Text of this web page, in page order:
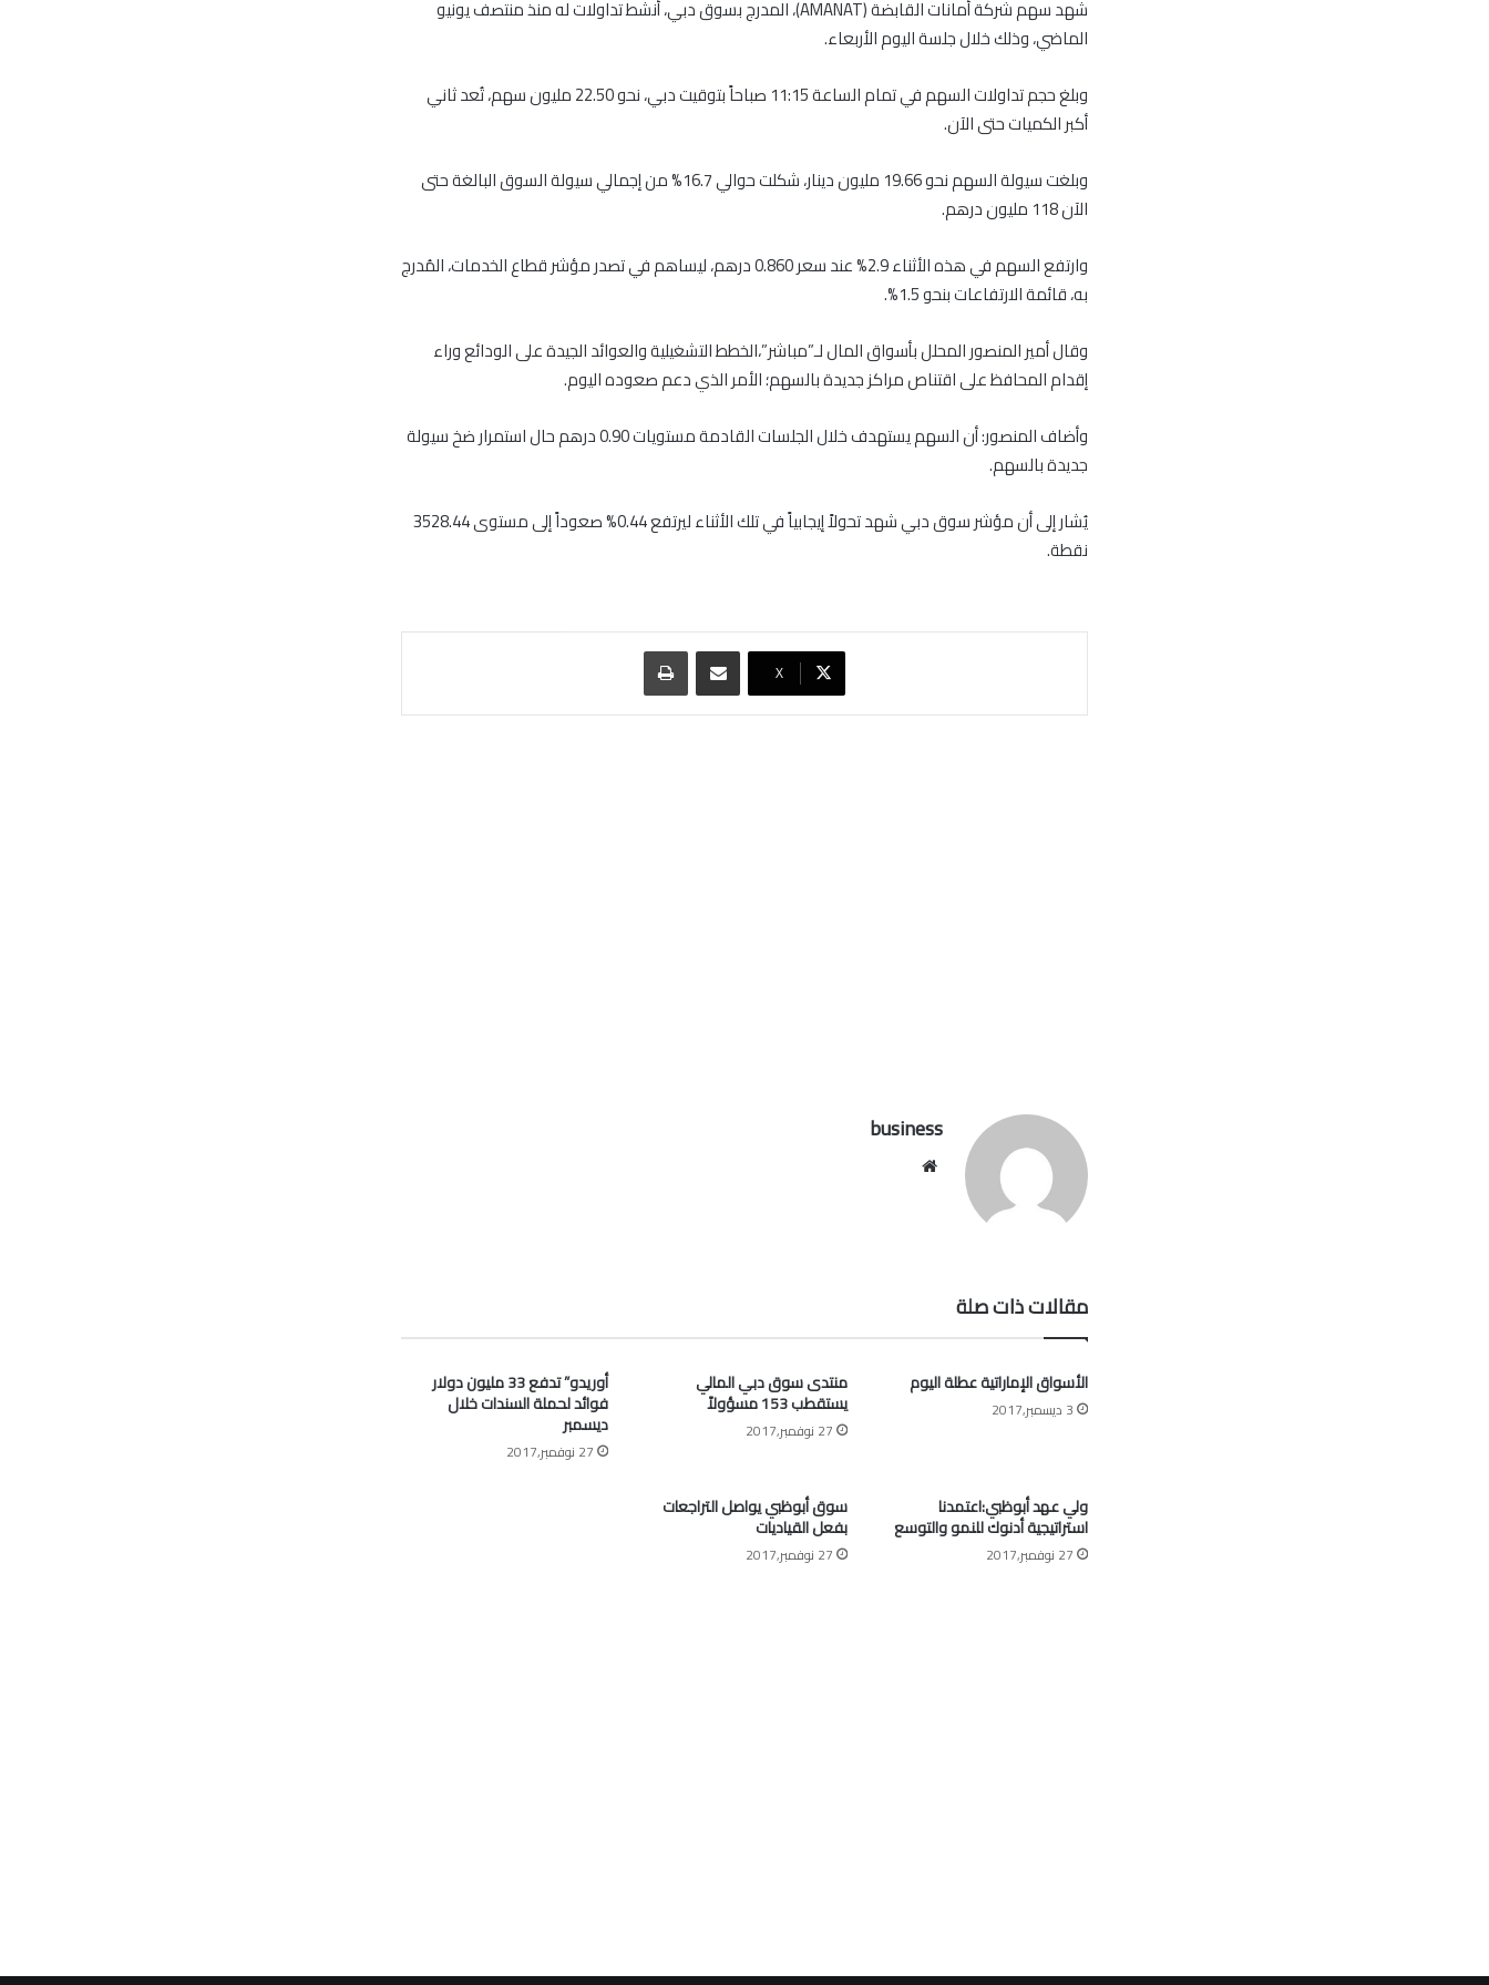
شهد سهم شركة أمانات القابضة (AMANAT)، المدرج بسوق دبي، أنشط تداولات له منذ منتصف يونيو
الماضي، وذلك خلال جلسة اليوم الأربعاء.
وبلغ حجم تداولات السهم في تمام الساعة 11:15 صباحاً بتوقيت دبي، نحو 22.50 مليون سهم، تُعد ثاني
أكبر الكميات حتى الآن.
وبلغت سيولة السهم نحو 19.66 مليون دينار، شكلت حوالي 16.7% من إجمالي سيولة السوق البالغة حتى
الآن 118 مليون درهم.
وارتفع السهم في هذه الأثناء 2.9% عند سعر 0.860 درهم، ليساهم في تصدر مؤشر قطاع الخدمات، المُدرج
به، قائمة الارتفاعات بنحو 1.5%.
وقال أمير المنصور المحلل بأسواق المال لـ”مباشر”،الخطط التشغيلية والعوائد الجيدة على الودائع وراء
إقدام المحافظ على اقتناص مراكز جديدة بالسهم؛ الأمر الذي دعم صعوده اليوم.
وأضاف المنصور: أن السهم يستهدف خلال الجلسات القادمة مستويات 0.90 درهم حال استمرار ضخ سيولة
جديدة بالسهم.
يُشار إلى أن مؤشر سوق دبي شهد تحولاً إيجابياً في تلك الأثناء ليرتفع 0.44% صعوداً إلى مستوى 3528.44
نقطة.
‫X
مشاركة عبر البريد طباعة
business
مقالات ذات صلة
الأسواق الإماراتية عطلة اليوم
3 ديسمبر,2017
منتدى سوق دبي المالي
يستقطب 153 مسؤولاً
27 نوفمبر,2017
أوريدو” تدفع 33 مليون دولار
فوائد لحملة السندات خلال
ديسمبر
27 نوفمبر,2017
ولي عهد أبوظبي:اعتمدنا
استراتيجية أدنوك للنمو والتوسع
27 نوفمبر,2017
سوق أبوظبي يواصل التراجعات
بفعل القياديات
27 نوفمبر,2017